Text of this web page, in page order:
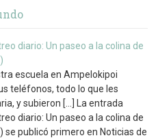
diario: Un paseo a la colina de
escuela en Ampelokipoi
teléfonos, todo lo que les
y subieron […] La entrada
diario: Un paseo a la colina de
se publicó primero en Noticias de